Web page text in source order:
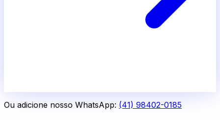
Ou adicione nosso WhatsApp: (41) 98402-0185